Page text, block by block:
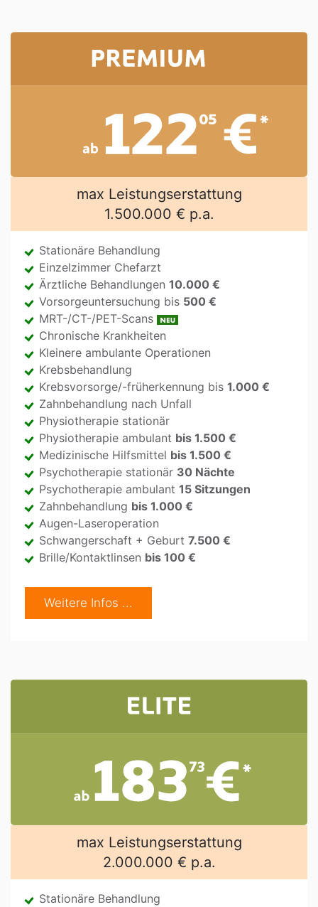
max Leistungserstattung
1.500.000 € p.a.
Stationäre Behandlung
Einzelzimmer Chefarzt
Ärztliche Behandlungen 10.000 €
Vorsorgeuntersuchung bis 500 €
MRT-/CT-/PET-Scans
Chronische Krankheiten
Kleinere ambulante Operationen
Krebsbehandlung
Krebsvorsorge/-früherkennung bis 1.000 €
Zahnbehandlung nach Unfall
Physiotherapie stationär
Physiotherapie ambulant bis 1.500 €
Medizinische Hilfsmittel bis 1.500 €
Psychotherapie stationär 30 Nächte
Psychotherapie ambulant 15 Sitzungen
Zahnbehandlung bis 1.000 €
Augen-Laseroperation
Schwangerschaft + Geburt 7.500 €
Brille/Kontaktlinsen bis 100 €
Weitere Infos ...
max Leistungserstattung
2.000.000 € p.a.
Stationäre Behandlung